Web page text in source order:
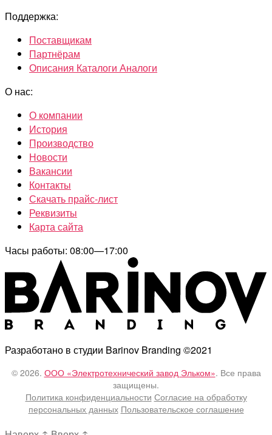
Поддержка:
Поставщикам
Партнёрам
Описания Каталоги Аналоги
О нас:
О компании
История
Производство
Новости
Вакансии
Контакты
Скачать прайс-лист
Реквизиты
Карта сайта
Часы работы: 08:00—17:00
Разработано в студии Barinov Branding ©2021
© 2026. ООО «Электротехнический завод Эльком». Все права
защищены.
Политика конфиденциальности Согласие на обработку
персональных данных Пользовательское соглашение